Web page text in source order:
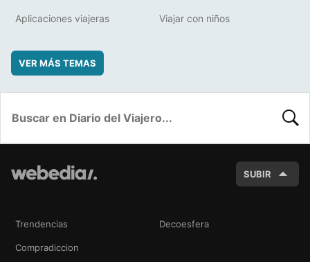
Aplicaciones viajeras Viajar con niños
VER MÁS TEMAS
SUBIR
Trendencias Decoesfera
Compradiccion